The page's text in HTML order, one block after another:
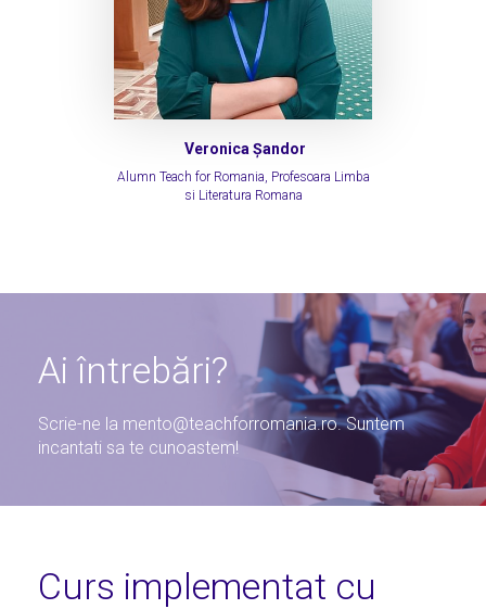
Veronica Șandor
Alumn Teach for Romania, Profesoara Limba
si Literatura Romana
Ai întrebări?
Scrie-ne la mento@teachforromania.ro. Suntem
incantati sa te cunoastem!
Curs implementat cu